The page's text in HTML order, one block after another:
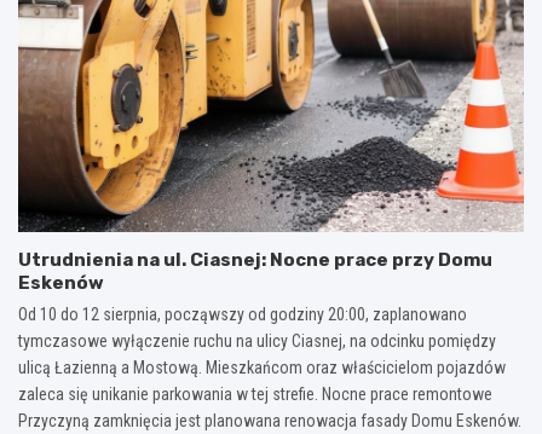
Utrudnienia na ul. Ciasnej: Nocne prace przy Domu
Eskenów
Od 10 do 12 sierpnia, począwszy od godziny 20:00, zaplanowano
tymczasowe wyłączenie ruchu na ulicy Ciasnej, na odcinku pomiędzy
ulicą Łazienną a Mostową. Mieszkańcom oraz właścicielom pojazdów
zaleca się unikanie parkowania w tej strefie. Nocne prace remontowe
Przyczyną zamknięcia jest planowana renowacja fasady Domu Eskenów.